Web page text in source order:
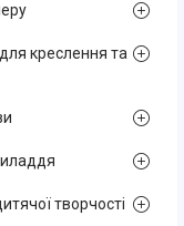
креслення та
творчості